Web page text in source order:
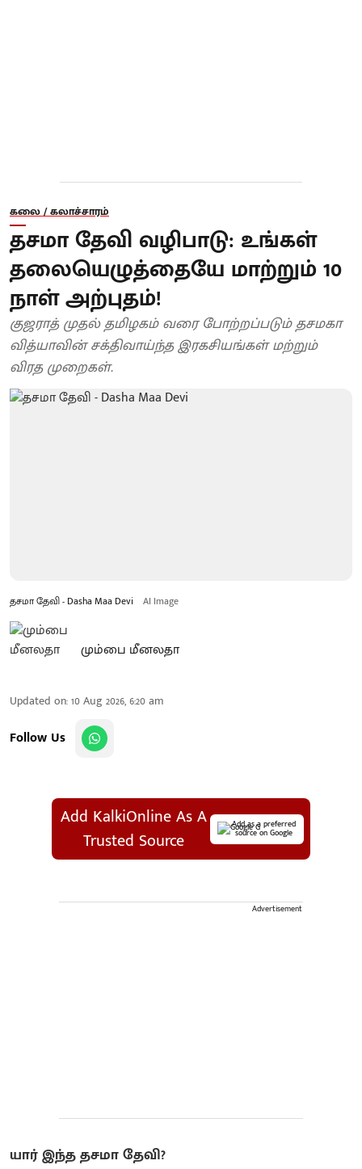
கலை / கலாச்சாரம்
தசமா தேவி வழிபாடு: உங்கள்
தலையெழுத்தையே மாற்றும் 10
நாள் அற்புதம்!
குஜராத் முதல் தமிழகம் வரை போற்றப்படும் தசமகா
வித்யாவின் சக்திவாய்ந்த இரகசியங்கள் மற்றும்
விரத முறைகள்.
தசமா தேவி - Dasha Maa Devi AI Image
மும்பை மீனலதா
Updated on:10 Aug 2026, 6:20 am
Follow Us
Add KalkiOnline As A
Trusted Source
Add as a preferred
source on Google
Advertisement
யார் இந்த தசமா தேவி?